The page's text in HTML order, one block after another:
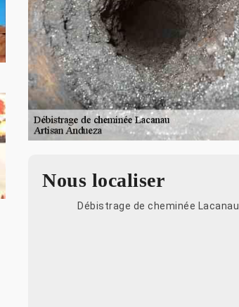
Nous localiser
Débistrage de cheminée Lacanau